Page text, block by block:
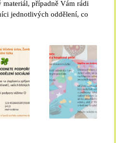
případně Vám rádi
jednotlivých oddělení, co